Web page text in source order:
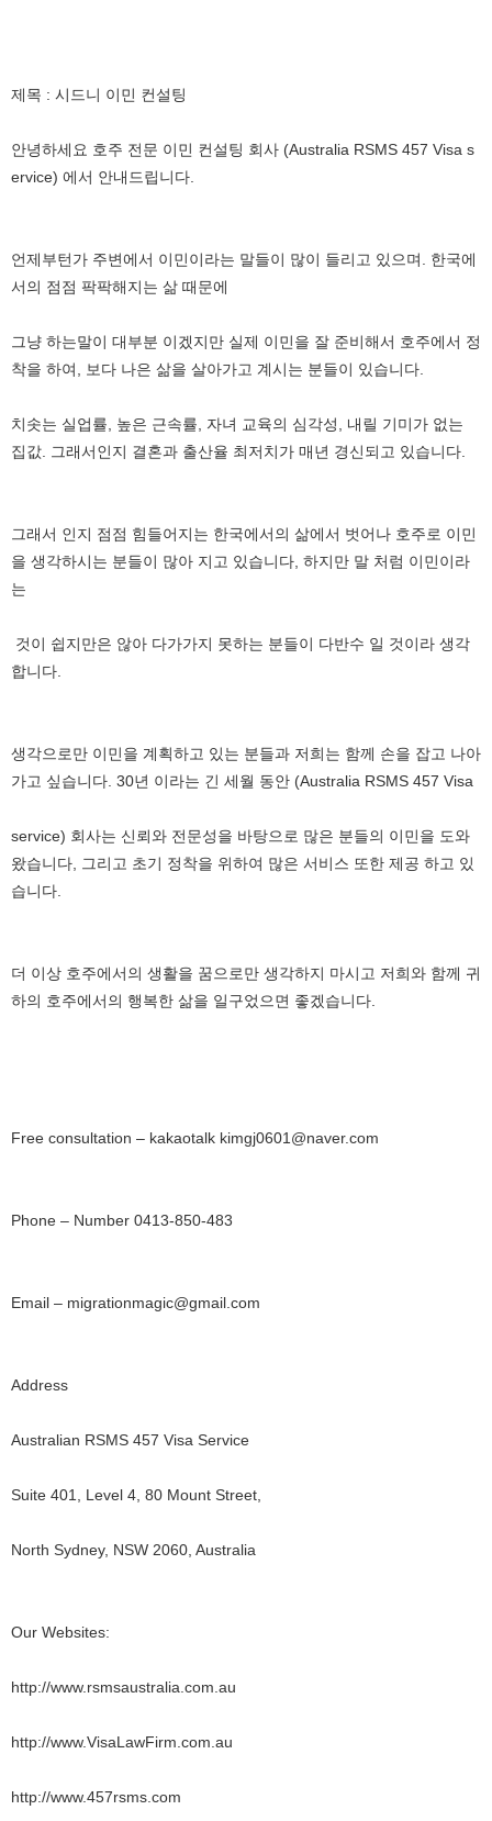
제목 : 시드니 이민 컨설팅
안녕하세요 호주 전문 이민 컨설팅 회사 (Australia RSMS 457 Visa s
ervice) 에서 안내드립니다
언제부턴가 주변에서 이민이라는 말들이 많이 들리고 있으며
한국에
서의 점점 팍팍해지는 삶 때문에
그냥 하는말이 대부분 이겠지만 실제 이민을 잘 준비해서 호주에서 정
착을 하여
보다 나은 삶을 살아가고 계시는 분들이 있습니다
치솟는 실업률 높은 근속률 자녀 교육의 심각성
내릴 기미가 없는
집값
그래서인지 결혼과 출산율 최저치가 매년 경신되고 있습니다
그래서 인지 점점 힘들어지는 한국에서의 삶에서 벗어나 호주로 이민
을 생각하시는 분들이 많아 지고 있습니다 하지만 말 처럼 이민이라
는
것이 쉽지만은 않아 다가가지 못하는 분들이 다반수 일 것이라 생각
합니다
생각으로만 이민을 계획하고 있는 분들과 저희는 함께 손을 잡고 나아
가고 싶습니다 . 30년 이라는 긴 세월 동안 (Australia RSMS 457 Visa
service) 회사는 신뢰와 전문성을 바탕으로 많은 분들의 이민을 도와
왔습니다
그리고 초기 정착을 위하여 많은 서비스 또한 제공 하고 있
습니다
더 이상 호주에서의 생활을 꿈으로만 생각하지 마시고 저희와 함께 귀
하의 호주에서의 행복한 삶을 일구었으면 좋겠습니다
Free consultation – kakaotalk kimgj0601@naver.com
Phone – Number 0413-850-483
Email – migrationmagic@gmail.com
Address
Australian RSMS 457 Visa Service
Suite 401, Level 4, 80 Mount Street,
North Sydney, NSW 2060, Australia
Our Websites:
http://www.rsmsaustralia.com.au
http://www.VisaLawFirm.com.au
http://www.457rsms.com